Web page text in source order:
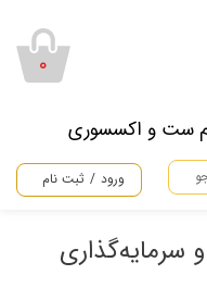
ست و اکسسوری
ورود / ثبت نام
۰